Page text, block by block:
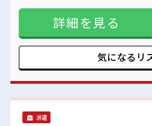
オンオフの切替もできちゃう！
程よく残業あり！
り奇抜でなければ基
リ≫ 制服があるので、
も大カンゲイ≫ 新しい
ど、 しっかり働く環
ステップUP目指して
≫ 一人で悩まず気軽に
レシイPoint☆ しっか
もできちゃう！ 程よく
詳細を見る
気になるリ
派遣